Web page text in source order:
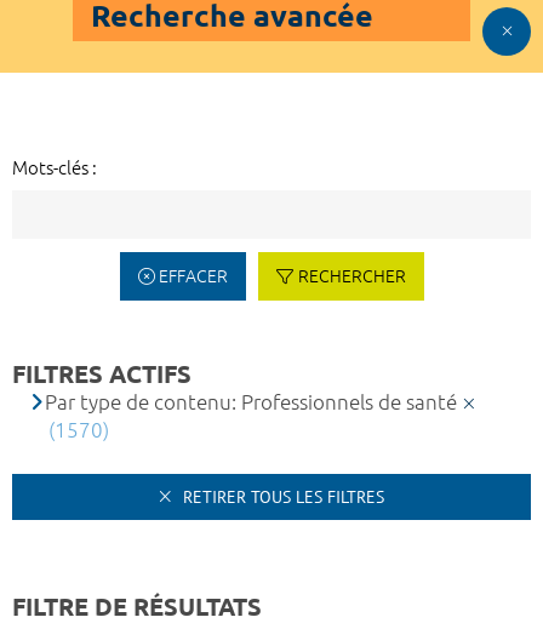
Recherche avancée
Mots-clés :
EFFACER RECHERCHER
FILTRES ACTIFS
Par type de contenu: Professionnels de santé
(1570)
RETIRER TOUS LES FILTRES
FILTRE DE RÉSULTATS